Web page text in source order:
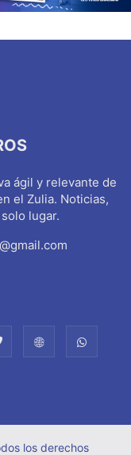
ágil y relevante de
el Zulia. Noticias,
lugar.
los derechos